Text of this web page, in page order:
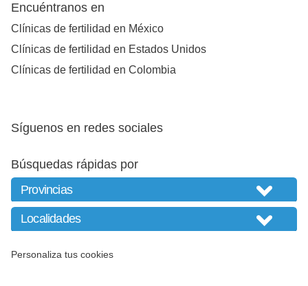
Encuéntranos en
Clínicas de fertilidad en México
Clínicas de fertilidad en Estados Unidos
Clínicas de fertilidad en Colombia
Síguenos en redes sociales
Búsquedas rápidas por
Personaliza tus cookies